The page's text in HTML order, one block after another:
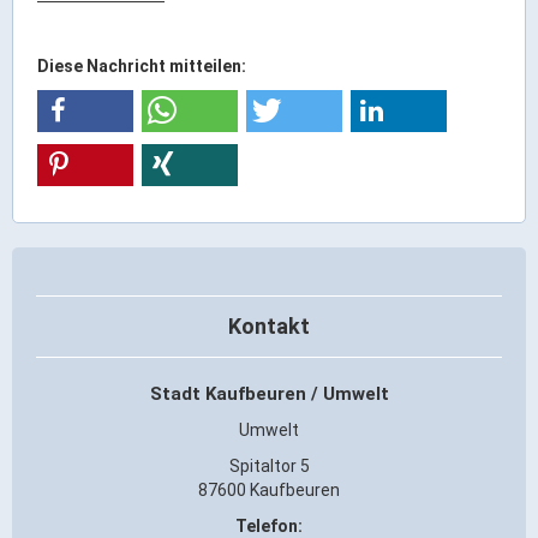
Marketing-Kampagne
Tourismus- & Stadtmarketing
Diese Nachricht mitteilen:
Kontakt
Stadt Kaufbeuren / Umwelt
Umwelt
Spitaltor 5
87600 Kaufbeuren
Telefon: